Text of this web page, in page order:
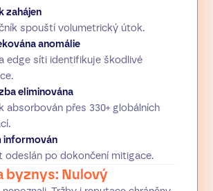
zahájen
spouští volumetrický útok.
anomálie
edge síti identifikuje škodlivé
eliminována
absorbován přes 330+ globálních
informován
odeslán po dokončení mitigace.
byznys: Nulový